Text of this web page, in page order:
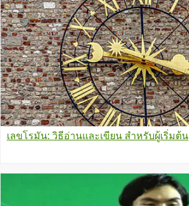
เลขโรมัน: วิธีอ่านและเขียน สำหรับผู้เริ่มต้น